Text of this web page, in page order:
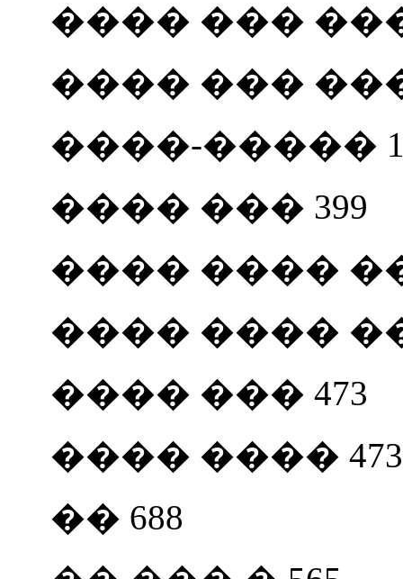
���� ���
���� ��� ���
����-����� 110,
���� ��� 399
���� ���� ��
���� ����
���� ��� 473
���� ���� 473
�� 688